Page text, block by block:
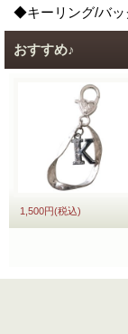
◆キーリング/バッ
おすすめ♪
1,500円(税込)